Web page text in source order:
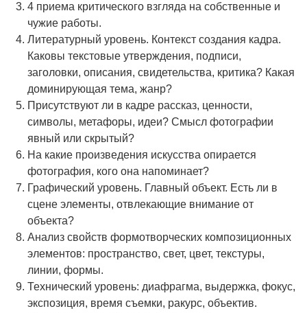
4 приема критического взгляда на собственные и
чужие работы.
Литературный уровень. Контекст создания кадра.
Каковы текстовые утверждения, подписи,
заголовки, описания, свидетельства, критика? Какая
доминирующая тема, жанр?
Присутствуют ли в кадре рассказ, ценности,
символы, метафоры, идеи? Смысл фотографии
явный или скрытый?
На какие произведения искусства опирается
фотография, кого она напоминает?
Графический уровень. Главный объект. Есть ли в
сцене элементы, отвлекающие внимание от
объекта?
Анализ свойств формотворческих композиционных
элементов: пространство, свет, цвет, текстуры,
линии, формы.
Технический уровень: диафрагма, выдержка, фокус,
экспозиция, время съемки, ракурс, объектив.